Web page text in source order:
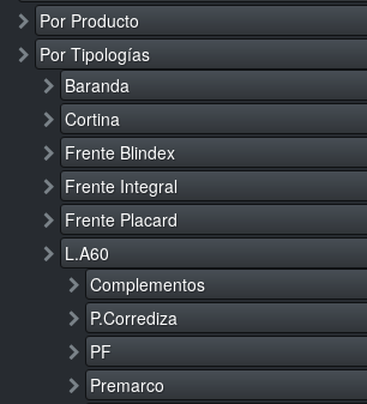
Por Producto
Por Tipologías
Baranda
Cortina
Frente Blindex
Frente Integral
Frente Placard
L.A60
Complementos
P.Corrediza
PF
Premarco